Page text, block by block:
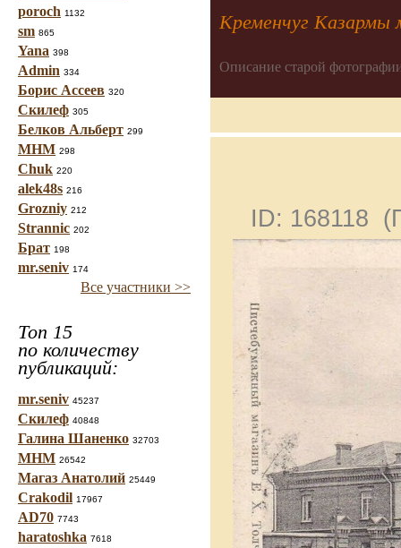
poroch 1132
sm 865
Yana 398
Admin 334
Борис Ассеев 320
Скилеф 305
Белков Альберт 299
МНМ 298
Chuk 220
alek48s 216
Grozniy 212
Strannic 202
Брат 198
mr.seniv 174
Все участники >>
Топ 15
по количеству
публикаций:
mr.seniv 45237
Скилеф 40848
Галина Шаненко 32703
МНМ 26542
Магаз Анатолий 25449
Crakodil 17967
AD70 7743
haratoshka 7618
Кременчуг Казармы
Описание старой
ID: 168118